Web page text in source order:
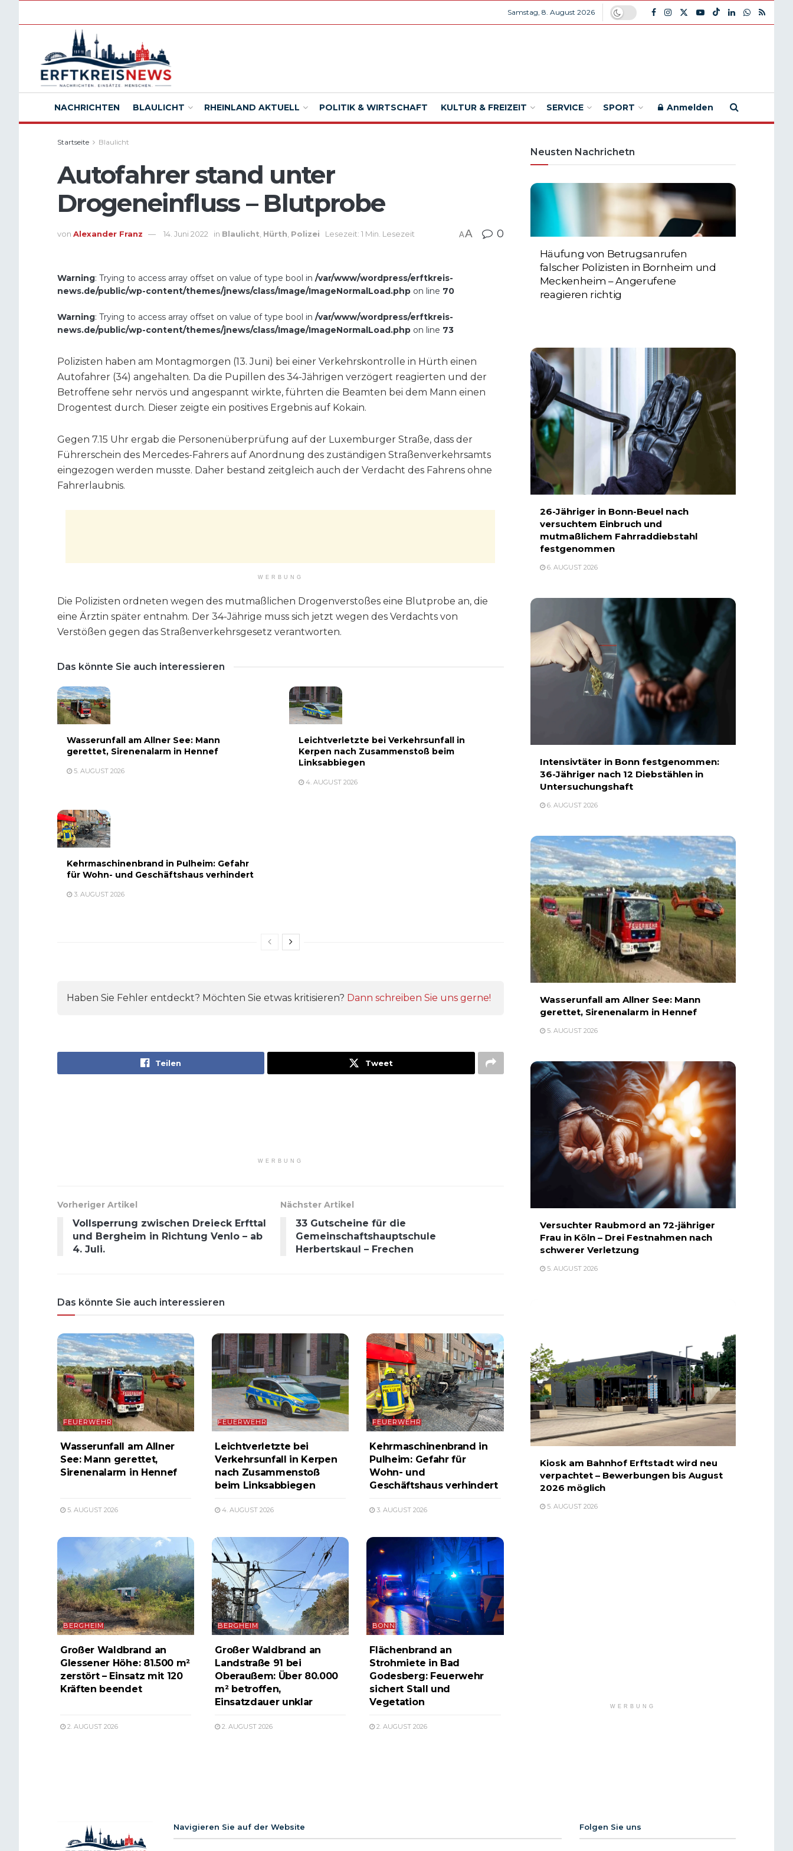
Samstag, 8. August 2026
NACHRICHTEN BLAULICHT RHEINLAND AKTUELL POLITIK & WIRTSCHAFT KULTUR & FREIZEIT SERVICE SPORT Anmelden
Startseite Blaulicht
Autofahrer stand unter
Drogeneinfluss – Blutprobe
von Alexander Franz 14. Juni 2022 in Blaulicht, Hürth, Polizei Lesezeit: 1 Min. Lesezeit AA 0
Warning: Trying to access array offset on value of type bool in /var/www/wordpress/erftkreis-
news.de/public/wp-content/themes/jnews/class/Image/ImageNormalLoad.php on line 70
Warning: Trying to access array offset on value of type bool in /var/www/wordpress/erftkreis-
news.de/public/wp-content/themes/jnews/class/Image/ImageNormalLoad.php on line 73
Polizisten haben am Montagmorgen (13. Juni) bei einer Verkehrskontrolle in Hürth einen
Autofahrer (34) angehalten. Da die Pupillen des 34-Jährigen verzögert reagierten und der
Betroffene sehr nervös und angespannt wirkte, führten die Beamten bei dem Mann einen
Drogentest durch. Dieser zeigte ein positives Ergebnis auf Kokain.
Gegen 7.15 Uhr ergab die Personenüberprüfung auf der Luxemburger Straße, dass der
Führerschein des Mercedes-Fahrers auf Anordnung des zuständigen Straßenverkehrsamts
eingezogen werden musste. Daher bestand zeitgleich auch der Verdacht des Fahrens ohne
Fahrerlaubnis.
WERBUNG
Die Polizisten ordneten wegen des mutmaßlichen Drogenverstoßes eine Blutprobe an, die
eine Ärztin später entnahm. Der 34-Jährige muss sich jetzt wegen des Verdachts von
Verstößen gegen das Straßenverkehrsgesetz verantworten.
Das könnte Sie auch interessieren
Wasserunfall am Allner See: Mann
gerettet, Sirenenalarm in Hennef
5. AUGUST 2026
Leichtverletzte bei Verkehrsunfall in
Kerpen nach Zusammenstoß beim
Linksabbiegen
4. AUGUST 2026
Kehrmaschinenbrand in Pulheim: Gefahr
für Wohn- und Geschäftshaus verhindert
3. AUGUST 2026
Haben Sie Fehler entdeckt? Möchten Sie etwas kritisieren? Dann schreiben Sie uns gerne!
Teilen Tweet
WERBUNG
Vorheriger Artikel
Vollsperrung zwischen Dreieck Erfttal
und Bergheim in Richtung Venlo – ab
4. Juli.
Nächster Artikel
33 Gutscheine für die
Gemeinschaftshauptschule
Herbertskaul – Frechen
Das könnte Sie auch interessieren
FEUERWEHR
Wasserunfall am Allner
See: Mann gerettet,
Sirenenalarm in Hennef
5. AUGUST 2026
FEUERWEHR
Leichtverletzte bei
Verkehrsunfall in Kerpen
nach Zusammenstoß
beim Linksabbiegen
4. AUGUST 2026
FEUERWEHR
Kehrmaschinenbrand in
Pulheim: Gefahr für
Wohn- und
Geschäftshaus verhindert
3. AUGUST 2026
BERGHEIM
Großer Waldbrand an
Glessener Höhe: 81.500 m²
zerstört – Einsatz mit 120
Kräften beendet
2. AUGUST 2026
BERGHEIM
Großer Waldbrand an
Landstraße 91 bei
Oberaußem: Über 80.000
m² betroffen,
Einsatzdauer unklar
2. AUGUST 2026
BONN
Flächenbrand an
Strohmiete in Bad
Godesberg: Feuerwehr
sichert Stall und
Vegetation
2. AUGUST 2026
Neusten Nachrichetn
Häufung von Betrugsanrufen
falscher Polizisten in Bornheim und
Meckenheim – Angerufene
reagieren richtig
26-Jähriger in Bonn-Beuel nach
versuchtem Einbruch und
mutmaßlichem Fahrraddiebstahl
festgenommen
6. AUGUST 2026
Intensivtäter in Bonn festgenommen:
36-Jähriger nach 12 Diebstählen in
Untersuchungshaft
6. AUGUST 2026
Wasserunfall am Allner See: Mann
gerettet, Sirenenalarm in Hennef
5. AUGUST 2026
Versuchter Raubmord an 72-jähriger
Frau in Köln – Drei Festnahmen nach
schwerer Verletzung
5. AUGUST 2026
Kiosk am Bahnhof Erftstadt wird neu
verpachtet – Bewerbungen bis August
2026 möglich
5. AUGUST 2026
WERBUNG
Navigieren Sie auf der Website Folgen Sie uns